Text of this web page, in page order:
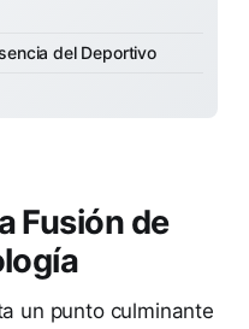
del Deportivo
Fusión de
un punto culminante